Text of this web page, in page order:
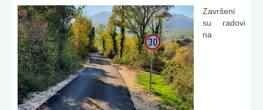
Završeni
su radovi
na